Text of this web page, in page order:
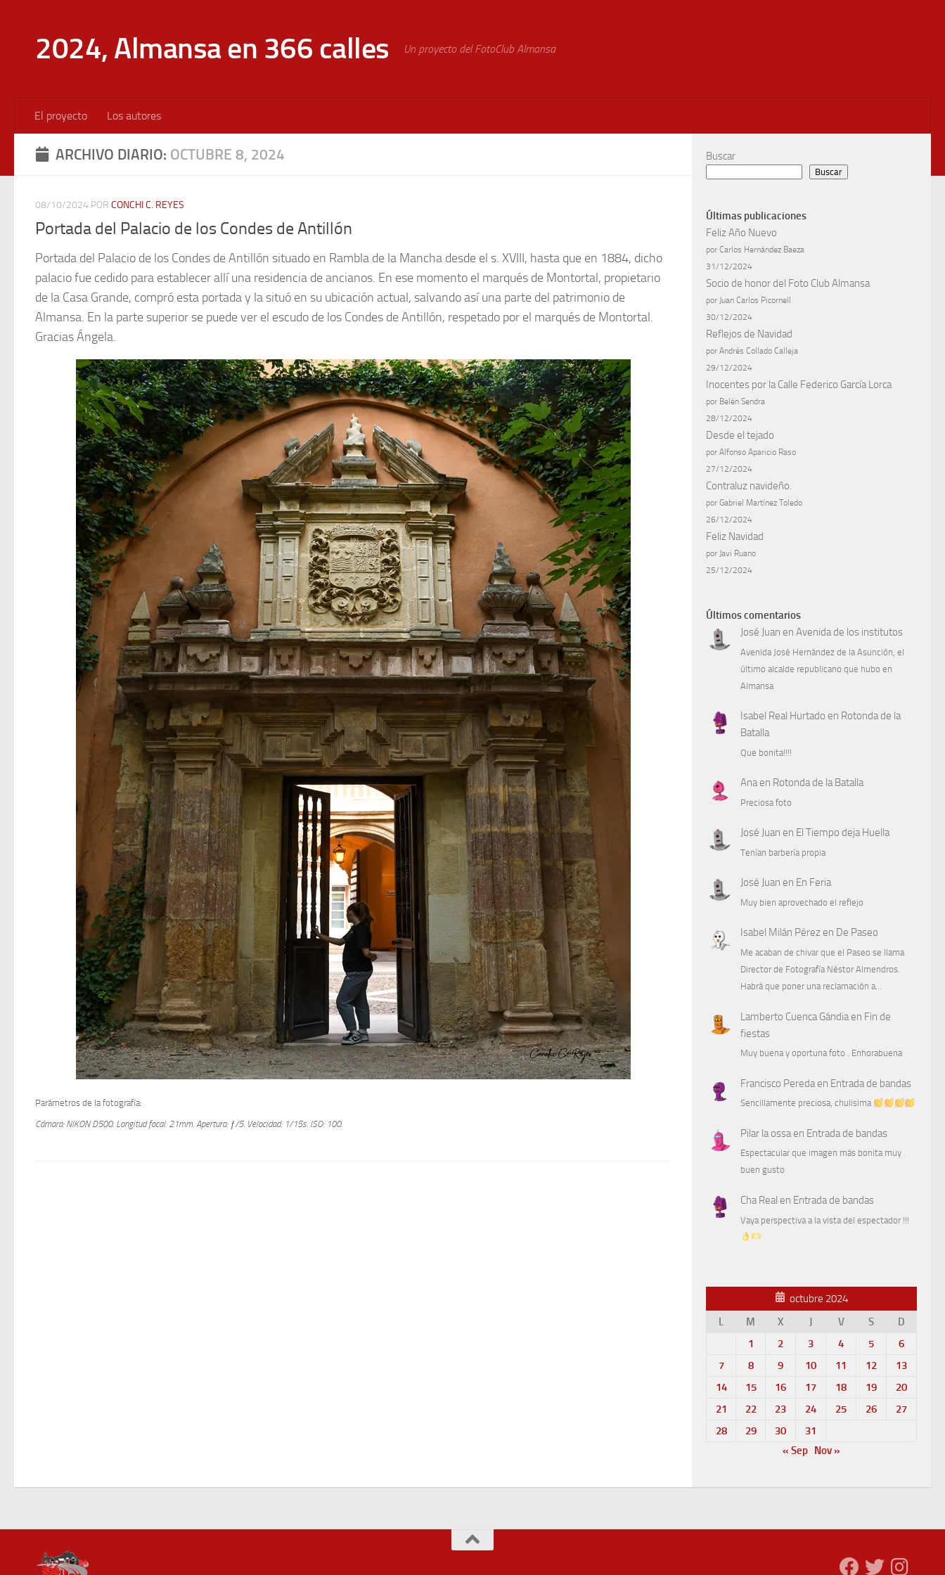
2024, Almansa en 366 calles Un proyecto del FotoClub Almansa
El proyecto Los autores
ARCHIVO DIARIO: OCTUBRE 8, 2024
08/10/2024 POR CONCHI C. REYES
Portada del Palacio de los Condes de Antillón
Portada del Palacio de los Condes de Antillón situado en Rambla de la Mancha desde el s. XVIII, hasta que en 1884, dicho
palacio fue cedido para establecer allí una residencia de ancianos. En ese momento el marqués de Montortal, propietario
de la Casa Grande, compró esta portada y la situó en su ubicación actual, salvando así una parte del patrimonio de
Almansa. En la parte superior se puede ver el escudo de los Condes de Antillón, respetado por el marqués de Montortal.
Gracias Ángela.
Parámetros de la fotografía:
Cámara: NIKON D500. Longitud focal: 21mm. Apertura: ƒ/5. Velocidad: 1/15s. ISO: 100.
Buscar
Buscar
Últimas publicaciones
Feliz Año Nuevo
por Carlos Hernández Baeza
31/12/2024
Socio de honor del Foto Club Almansa
por Juan Carlos Picornell
30/12/2024
Reflejos de Navidad
por Andrés Collado Calleja
29/12/2024
Inocentes por la Calle Federico García Lorca
por Belén Sendra
28/12/2024
Desde el tejado
por Alfonso Aparicio Raso
27/12/2024
Contraluz navideño.
por Gabriel Martínez Toledo
26/12/2024
Feliz Navidad
por Javi Ruano
25/12/2024
Últimos comentarios
José Juan en Avenida de los institutos
Avenida José Hernández de la Asunción, el
último alcalde republicano que hubo en
Almansa
Isabel Real Hurtado en Rotonda de la
Batalla
Que bonita!!!!
Anaen Rotonda de la Batalla
Preciosa foto
José Juan en El Tiempo deja Huella
Tenían barbería propia
José Juan en En Feria
Muy bien aprovechado el reflejo
Isabel Milán Pérezen De Paseo
Me acaban de chivar que el Paseo se llama
Director de Fotografía Néstor Almendros.
Habrá que poner una reclamación a…
Lamberto Cuenca Gándiaen Fin de
fiestas
Muy buena y oportuna foto . Enhorabuena
Francisco Peredaen Entrada de bandas
Sencillamente preciosa, chulisima
Pilar la ossaen Entrada de bandas
Espectacular que imagen más bonita muy
buen gusto
Cha Real en Entrada de bandas
Vaya perspectiva a la vista del espectador !!!
octubre 2024
L
M X J V S
D
1
2 3 4 5
6
7
8 9 10 11 12
13
14
15 16 17 18 19
20
21
22 23 24 25 26
27
28
29 30
31
« Sep Nov »